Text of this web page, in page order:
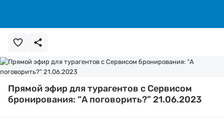
Прямой эфир для турагентов с Сервисом
бронирования: “А поговорить?” 21.06.2023